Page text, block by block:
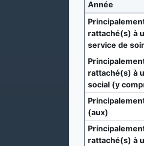
Année
rattaché(s) à
service de
rattaché(s) à
social (y
(aux)
rattaché(s) à